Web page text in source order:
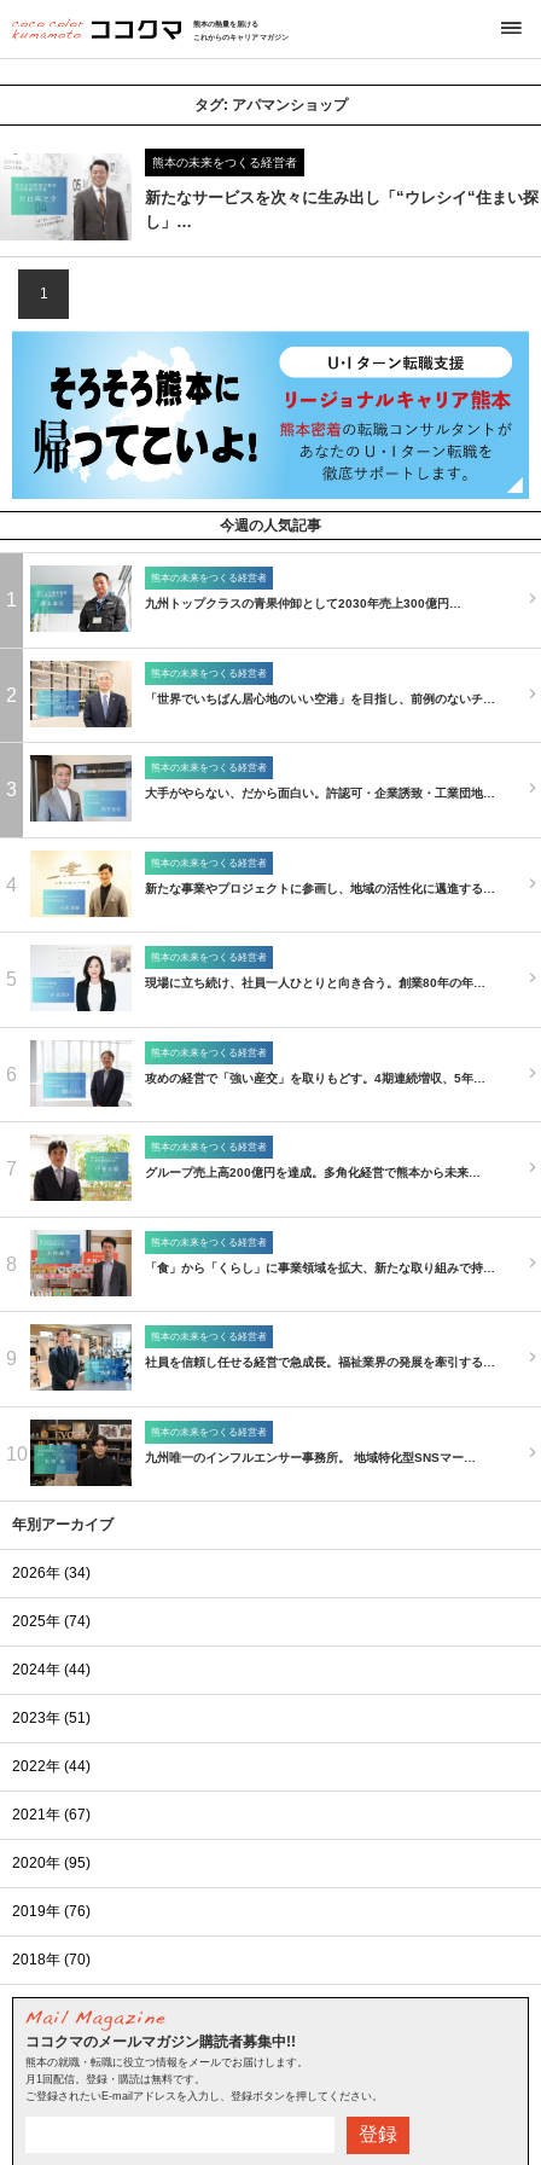
熊本の熱量を届ける
これからのキャリアマガジン
タグ: アパマンショップ
熊本の未来をつくる経営者
新たなサービスを次々に生み出し「“ウレシイ“住まい探
し」…
1
今週の人気記事
1
熊本の未来をつくる経営者
九州トップクラスの青果仲卸として2030年売上300億円…
2
熊本の未来をつくる経営者
「世界でいちばん居心地のいい空港」を目指し、前例のないチ…
3
熊本の未来をつくる経営者
大手がやらない、だから面白い。許認可・企業誘致・工業団地…
4
熊本の未来をつくる経営者
新たな事業やプロジェクトに参画し、地域の活性化に邁進する…
5
熊本の未来をつくる経営者
現場に立ち続け、社員一人ひとりと向き合う。創業80年の年…
6
熊本の未来をつくる経営者
攻めの経営で「強い産交」を取りもどす。4期連続増収、5年…
7
熊本の未来をつくる経営者
グループ売上高200億円を達成。多角化経営で熊本から未来…
8
熊本の未来をつくる経営者
「食」から「くらし」に事業領域を拡大、新たな取り組みで持…
9
熊本の未来をつくる経営者
社員を信頼し任せる経営で急成長。福祉業界の発展を牽引する…
10
熊本の未来をつくる経営者
九州唯一のインフルエンサー事務所。 地域特化型SNSマー…
年別アーカイブ
2026年 (34)
2025年 (74)
2024年 (44)
2023年 (51)
2022年 (44)
2021年 (67)
2020年 (95)
2019年 (76)
2018年 (70)
ココクマのメールマガジン購読者募集中!!
熊本の就職・転職に役立つ情報をメールでお届けします。
月1回配信。登録・購読は無料です。
ご登録されたいE-mailアドレスを入力し、登録ボタンを押してください。
登録